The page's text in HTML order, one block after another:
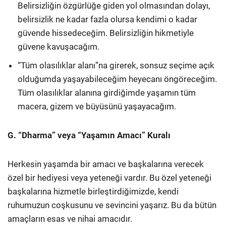
Belirsizliğin özgürlüğe giden yol olmasından dolayı,
belirsizlik ne kadar fazla olursa kendimi o kadar
güvende hissedeceğim. Belirsizliğin hikmetiyle
güvene kavuşacağım.
“Tüm olasılıklar alanı”na girerek, sonsuz seçime açık
olduğumda yaşayabileceğim heyecanı öngöreceğim.
Tüm olasılıklar alanına girdiğimde yaşamın tüm
macera, gizem ve büyüsünü yaşayacağım.
G. “Dharma” veya “Yaşamın Amacı” Kuralı
Herkesin yaşamda bir amacı ve başkalarına verecek
özel bir hediyesi veya yeteneği vardır. Bu özel yeteneği
başkalarına hizmetle birleştirdiğimizde, kendi
ruhumuzun coşkusunu ve sevincini yaşarız. Bu da bütün
amaçların esas ve nihai amacıdır.